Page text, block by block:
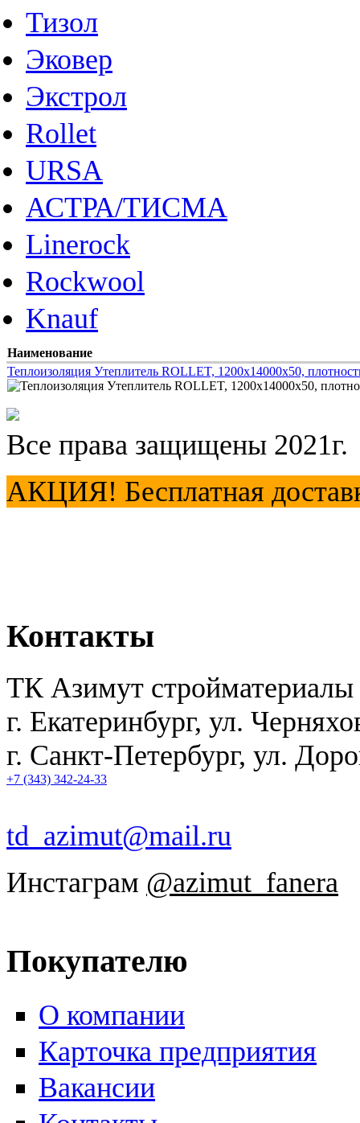
Тизол
Эковер
Экстрол
Rollet
URSA
АСТРА/ТИСМА
Linerock
Rockwool
Knauf
Наименование
Теплоизоляция Утеплитель ROLLET, 1200х14000х50,
Все права защищены 2021г.
АКЦИЯ! Бесплатная
Контакты
ТК Азимут стройматериалы
г. Екатеринбург, ул.
г. Санкт-Петербург, ул.
+7 (343) 342-24-33
td_azimut@mail.ru
Инстаграм @azimut_fanera
Покупателю
О компании
Карточка предприятия
Вакансии